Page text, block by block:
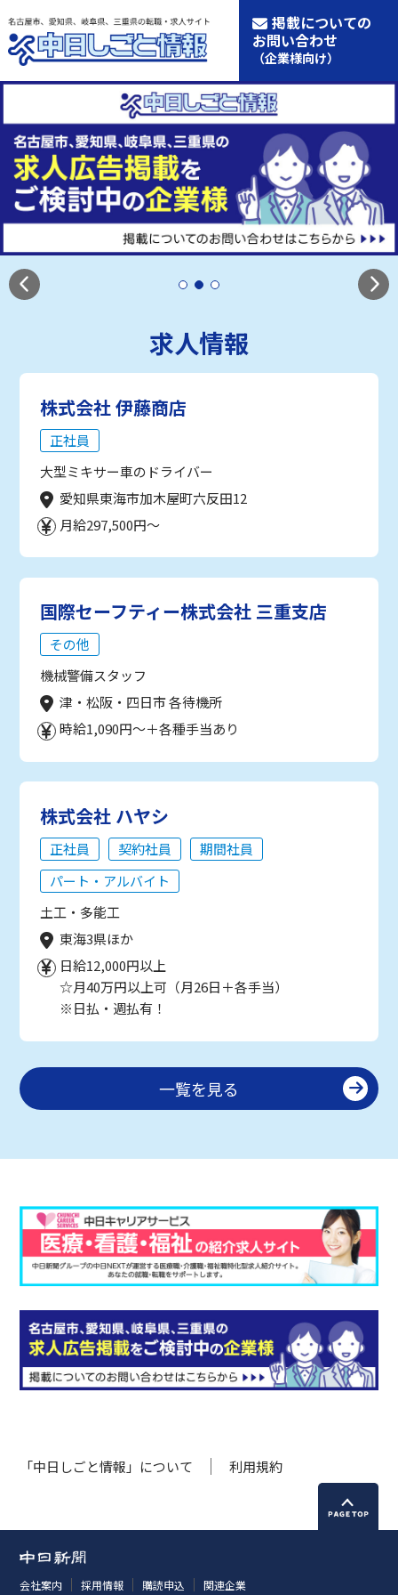
掲載についての
お問い合わせ
（企業様向け）
求人情報
株式会社 伊藤商店
正社員
大型ミキサー車のドライバー
愛知県東海市加木屋町六反田12
月給297,500円～
国際セーフティー株式会社 三重支店
その他
機械警備スタッフ
津・松阪・四日市 各待機所
時給1,090円～＋各種手当あり
株式会社 ハヤシ
正社員 契約社員
期間社員
パート・アルバイト
土工・多能工
東海3県ほか
日給12,000円以上
☆月40万円以上可（月26日＋各手当）
※日払・週払有！
一覧を見る
「中日しごと情報」について 利用規約
会社案内 採用情報 購読申込 関連企業